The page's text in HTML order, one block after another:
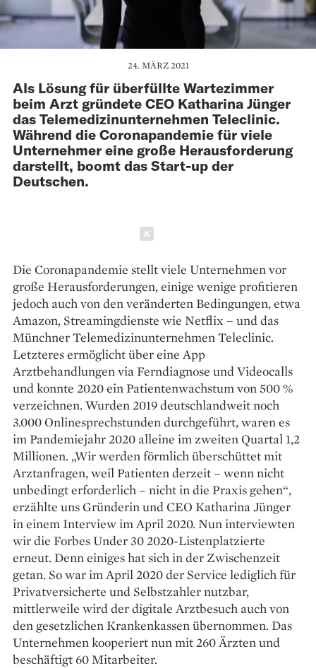
24. MÄRZ 2021
Als Lösung für überfüllte Wartezimmer
beim Arzt gründete CEO Katharina Jünger
das Telemedizinunternehmen Teleclinic.
Während die Coronapandemie für viele
Unternehmer eine große Herausforderung
darstellt, boomt das Start-up der
Deutschen.
Die Coronapandemie stellt ­viele ­Unternehmen vor
große Herausforderungen, einige wenige ­profitieren
jedoch auch von den ­veränderten Bedingungen, etwa
Amazon, Streamingdienste wie Netflix – und das
Münchner Tele­medizinunternehmen Teleclinic.
Letzteres ermöglicht über eine App
Arztbehandlungen via Ferndia­gnose und Videocalls
und ­konnte 2020 ein Patientenwachstum von 500 %
verzeichnen. Wurden 2019 deutschlandweit noch
3.000 Onlinesprechstunden durchgeführt, waren es
im Pandemiejahr 2020 ­alleine im zweiten Quartal 1,2
Millionen. „Wir werden förmlich überschüttet mit
Arztanfragen, weil Patienten derzeit – wenn nicht
unbedingt erforderlich – nicht in die Praxis gehen“,
erzählte uns Gründerin und CEO Katharina ­Jünger
in einem Interview im April 2020. Nun interviewten
wir die ­Forbes Under 30 2020-Listenplatzierte
erneut. Denn einiges hat sich in der Zwischenzeit
getan. So war im April 2020 der Service lediglich für
Privatversicherte und Selbstzahler nutzbar,
mittlerweile wird der digitale Arztbesuch auch von
den gesetzlichen Krankenkassen übernommen. Das
Unternehmen kooperiert nun mit 260 Ärzten und
beschäftigt 60 Mitarbeiter.